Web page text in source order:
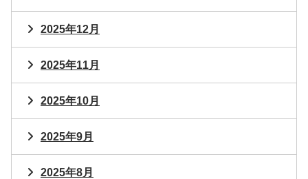
2025年12月
2025年11月
2025年10月
2025年9月
2025年8月